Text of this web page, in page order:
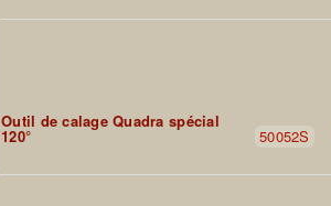
Outil de calage Quadra spécial
120° 50052S